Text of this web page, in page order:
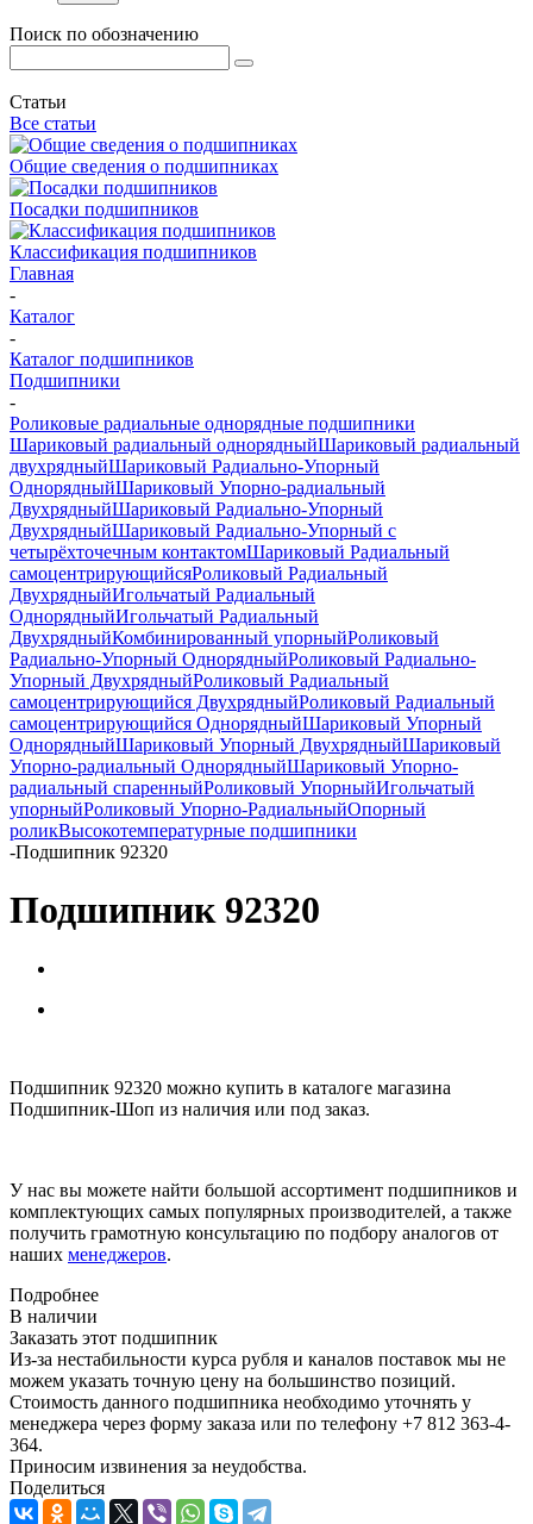
Поиск по обозначению
Статьи
Все статьи
Общие сведения о подшипниках
Посадки подшипников
Классификация подшипников
Главная
-
Каталог
-
Каталог подшипников
Подшипники
-
Роликовые радиальные однорядные подшипники
Шариковый радиальный однорядныйШариковый радиальный
двухрядныйШариковый Радиально-Упорный
ОднорядныйШариковый Упорно-радиальный
ДвухрядныйШариковый Радиально-Упорный
ДвухрядныйШариковый Радиально-Упорный с
четырёхточечным контактомШариковый Радиальный
самоцентрирующийсяРоликовый Радиальный
ДвухрядныйИгольчатый Радиальный
ОднорядныйИгольчатый Радиальный
ДвухрядныйКомбинированный упорныйРоликовый
Радиально-Упорный ОднорядныйРоликовый Радиально-
Упорный ДвухрядныйРоликовый Радиальный
самоцентрирующийся ДвухрядныйРоликовый Радиальный
самоцентрирующийся ОднорядныйШариковый Упорный
ОднорядныйШариковый Упорный ДвухрядныйШариковый
Упорно-радиальный ОднорядныйШариковый Упорно-
радиальный спаренныйРоликовый УпорныйИгольчатый
упорныйРоликовый Упорно-РадиальныйОпорный
роликВысокотемпературные подшипники
-Подшипник 92320
Подшипник 92320
Подшипник 92320 можно купить в каталоге магазина
Подшипник-Шоп из наличия или под заказ.
У нас вы можете найти большой ассортимент подшипников и
комплектующих самых популярных производителей, а также
получить грамотную консультацию по подбору аналогов от
наших менеджеров.
Подробнее
В наличии
Заказать этот подшипник
Из-за нестабильности курса рубля и каналов поставок мы не
можем указать точную цену на большинство позиций.
Стоимость данного подшипника необходимо уточнять у
менеджера через форму заказа или по телефону +7 812 363-4-
364.
Приносим извинения за неудобства.
Поделиться